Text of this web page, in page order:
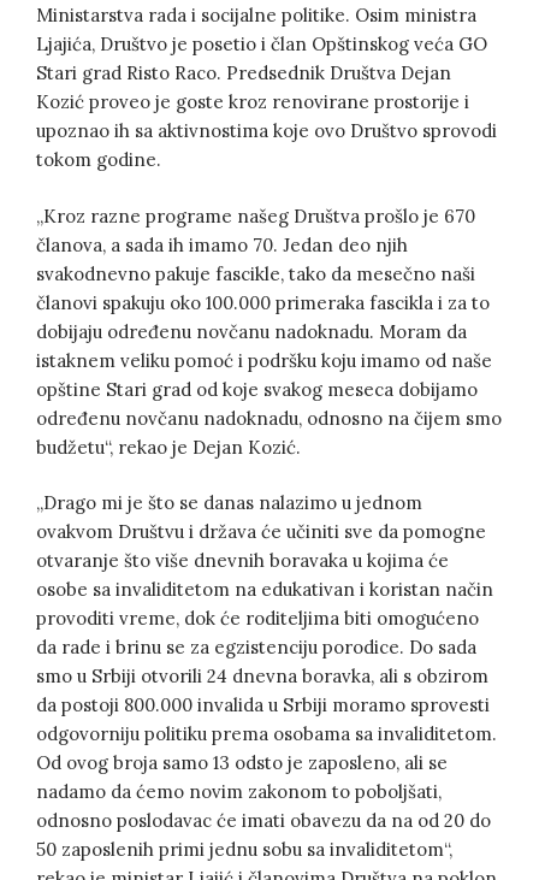
Ministarstva rada i socijalne politike. Osim ministra
Ljajića, Društvo je posetio i član Opštinskog veća GO
Stari grad Risto Raco. Predsednik Društva Dejan
Kozić proveo je goste kroz renovirane prostorije i
upoznao ih sa aktivnostima koje ovo Društvo sprovodi
tokom godine.
„Kroz razne programe našeg Društva prošlo je 670
članova, a sada ih imamo 70. Jedan deo njih
svakodnevno pakuje fascikle, tako da mesečno naši
članovi spakuju oko 100.000 primeraka fascikla i za to
dobijaju određenu novčanu nadoknadu. Moram da
istaknem veliku pomoć i podršku koju imamo od naše
opštine Stari grad od koje svakog meseca dobijamo
određenu novčanu nadoknadu, odnosno na čijem smo
budžetu“, rekao je Dejan Kozić.
„Drago mi je što se danas nalazimo u jednom
ovakvom Društvu i država će učiniti sve da pomogne
otvaranje što više dnevnih boravaka u kojima će
osobe sa invaliditetom na edukativan i koristan način
provoditi vreme, dok će roditeljima biti omogućeno
da rade i brinu se za egzistenciju porodice. Do sada
smo u Srbiji otvorili 24 dnevna boravka, ali s obzirom
da postoji 800.000 invalida u Srbiji moramo sprovesti
odgovorniju politiku prema osobama sa invaliditetom.
Od ovog broja samo 13 odsto je zaposleno, ali se
nadamo da ćemo novim zakonom to poboljšati,
odnosno poslodavac će imati obavezu da na od 20 do
50 zaposlenih primi jednu sobu sa invaliditetom“,